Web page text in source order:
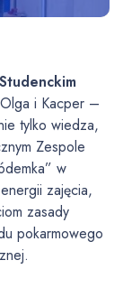
Studenckim
i Kacper –
tylko wiedza,
Zespole
w
zajęcia,
zasady
pokarmowego